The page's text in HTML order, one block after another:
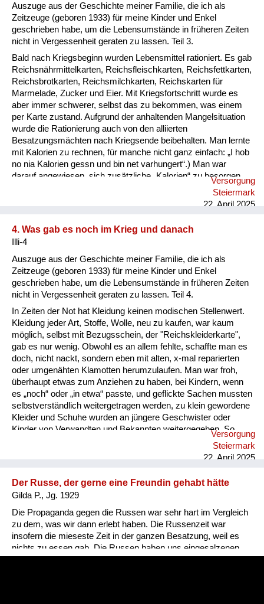
Auszuge aus der Geschichte meiner Familie, die ich als
Zeitzeuge (geboren 1933) für meine Kinder und Enkel
geschrieben habe, um die Lebensumstände in früheren Zeiten
nicht in Vergessenheit geraten zu lassen. Teil 3.
Bald nach Kriegsbeginn wurden Lebensmittel rationiert. Es gab
Reichsnährmittelkarten, Reichsfleischkarten, Reichsfettkarten,
Reichsbrotkarten, Reichsmilchkarten, Reichskarten für
Marmelade, Zucker und Eier. Mit Kriegsfortschritt wurde es
aber immer schwerer, selbst das zu bekommen, was einem
per Karte zustand. Aufgrund der anhaltenden Mangelsituation
wurde die Rationierung auch von den alliierten
Besatzungsmächten nach Kriegsende beibehalten. Man lernte
mit Kalorien zu rechnen, für manche nicht ganz einfach: „I hob
no nia Kalorien gessn und bin net varhungert“.) Man war
darauf angewiesen, sich zusätzliche „Kalorien“ zu besorgen,
sei es im eigenen Garten, durch „Hamstern“ bei Bauern,
Abstauben auf Feldern oder durch Schwarzhandel, wobei die
Schwerpunkt unserer Ernährung waren Kartoffeln und Mais.
Brot nur aus „schwarzem (Roggen-)Mehl“. Weißbrot lernte ich
das erste Mal Ende 1945 kennen, durch die englische ...
Versorgung
Steiermark
22. April 2025
4. Was gab es noch im Krieg und danach
Illi-4
Auszuge aus der Geschichte meiner Familie, die ich als
Zeitzeuge (geboren 1933) für meine Kinder und Enkel
geschrieben habe, um die Lebensumstände in früheren Zeiten
nicht in Vergessenheit geraten zu lassen. Teil 4.
In Zeiten der Not hat Kleidung keinen modischen Stellenwert.
Kleidung jeder Art, Stoffe, Wolle, neu zu kaufen, war kaum
möglich, selbst mit Bezugsschein, der "Reichskleiderkarte",
gab es nur wenig. Obwohl es an allem fehlte, schaffte man es
doch, nicht nackt, sondern eben mit alten, x-mal reparierten
oder umgenähten Klamotten herumzulaufen. Man war froh,
überhaupt etwas zum Anziehen zu haben, bei Kindern, wenn
es „noch“ oder „in etwa“ passte, und geflickte Sachen mussten
selbstverständlich weitergetragen werden, zu klein gewordene
Kleider und Schuhe wurden an jüngere Geschwister oder
Kinder von Verwandten und Bekannten weitergegeben. So
„erbte“ mein jüngerer Bruder manches von mir, und ich
gefiel, war undenkbar. Auch im Winter trug ich als Bub dieselbe
kurze Lederhose wie im Sommer und dazu lange Strümpfe,
die von einem „Strumpfbandhalter“ festgehalten wurd...
Versorgung
Steiermark
22. April 2025
Der Russe, der gerne eine Freundin gehabt hätte
Gilda P., Jg. 1929
Die Propaganda gegen die Russen war sehr hart im Vergleich
zu dem, was wir dann erlebt haben. Die Russenzeit war
insofern die mieseste Zeit in der ganzen Besatzung, weil es
nichts zu essen gab. Die Russen haben uns eingesalzenen